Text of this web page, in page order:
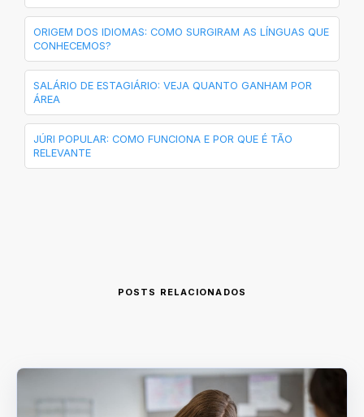
ORIGEM DOS IDIOMAS: COMO SURGIRAM AS LÍNGUAS QUE
CONHECEMOS?
SALÁRIO DE ESTAGIÁRIO: VEJA QUANTO GANHAM POR
ÁREA
JÚRI POPULAR: COMO FUNCIONA E POR QUE É TÃO
RELEVANTE
POSTS RELACIONADOS